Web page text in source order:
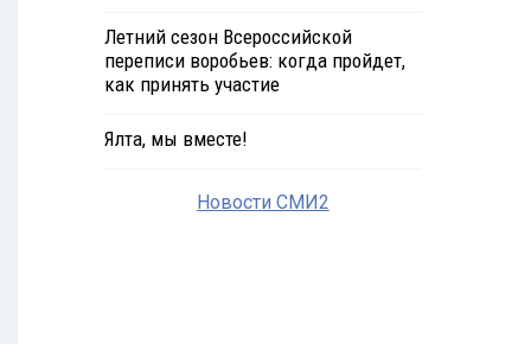
Летний сезон Всероссийской
переписи воробьев: когда пройдет,
как принять участие
Ялта, мы вместе!
Новости СМИ2